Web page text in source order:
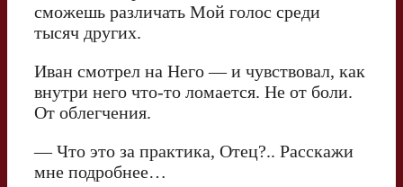
сможешь различать Мой голос среди
тысяч других.
Иван смотрел на Него — и чувствовал, как
внутри него что-то ломается. Не от боли.
От облегчения.
— Что это за практика, Отец?.. Расскажи
мне подробнее…